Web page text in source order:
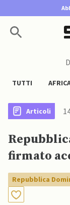
TUTTI
Articoli
firmato
Repubblica